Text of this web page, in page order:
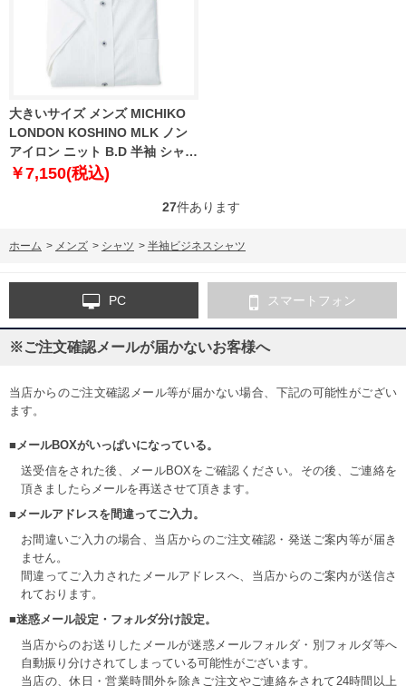
大きいサイズ メンズ MICHIKO
LONDON KOSHINO MLK ノン
アイロン ニット B.D 半袖 シャツ
ホワイト 1277-6210-1 3L 4L 5L
￥7,150(税込)
27件あります
ホーム > メンズ > シャツ > 半袖ビジネスシャツ
PC スマートフォン
※ご注文確認メールが届かないお客様へ
当店からのご注文確認メール等が届かない場合、下記の可能性がござい
ます。
■メールBOXがいっぱいになっている。
送受信をされた後、メールBOXをご確認ください。その後、ご連絡を
頂きましたらメールを再送させて頂きます。
■メールアドレスを間違ってご入力。
お間違いご入力の場合、当店からのご注文確認・発送ご案内等が届き
ません。
間違ってご入力されたメールアドレスへ、当店からのご案内が送信さ
れております。
■迷惑メール設定・フォルダ分け設定。
当店からのお送りしたメールが迷惑メールフォルダ・別フォルダ等へ
自動振り分けされてしまっている可能性がございます。
当店の、休日・営業時間外を除きご注文やご連絡をされて24時間以上